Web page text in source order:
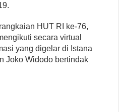
HUT RI ke-76,
secara virtual
yang digelar di Istana
Joko Widodo bertindak